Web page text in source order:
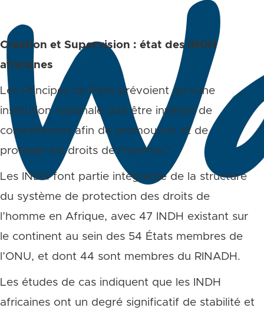
Création et Supervision : état des INDH
africaines
Les Principes de Paris prévoient qu’«une
institution nationale doit être investie de
compétences afin de promouvoir et de
protéger les droits de l’homme.”
Les INDH font partie intégrante de la structure
du système de protection des droits de
l’homme en Afrique, avec 47 INDH existant sur
le continent au sein des 54 États membres de
l’ONU, et dont 44 sont membres du RINADH.
Les études de cas indiquent que les INDH
africaines ont un degré significatif de stabilité et